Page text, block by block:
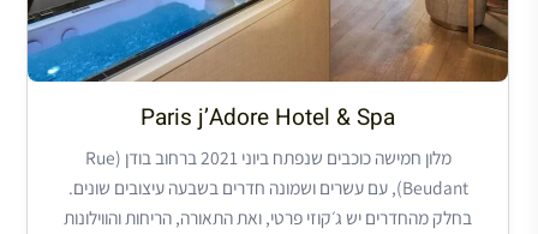
Paris j’Adore Hotel & Spa
מלון חמישה כוכבים שנפתח ביוני 2021 ברחוב בודן (Rue
Beudant), עם עשרים ושמונה חדרים בשבעה עיצובים שונים.
בחלק מהחדרים יש ג׳קוזי פרטי, ואת התאורה, הריחות והווילונות